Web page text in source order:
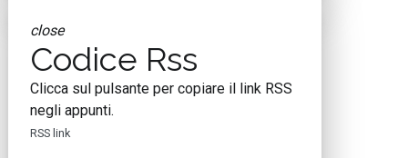
close
Codice Rss
Clicca sul pulsante per copiare il link RSS
negli appunti.
RSS link